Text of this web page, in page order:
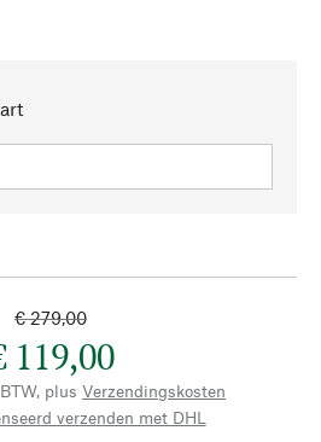
€ 279,00
119,00
plus Verzendingskosten
verzenden met DHL